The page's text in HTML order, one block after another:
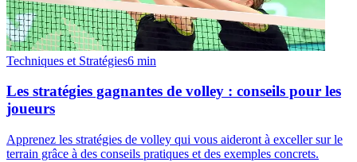
Techniques et Stratégies6 min
Les stratégies gagnantes de volley : conseils pour les
joueurs
Apprenez les stratégies de volley qui vous aideront à exceller sur le
terrain grâce à des conseils pratiques et des exemples concrets.